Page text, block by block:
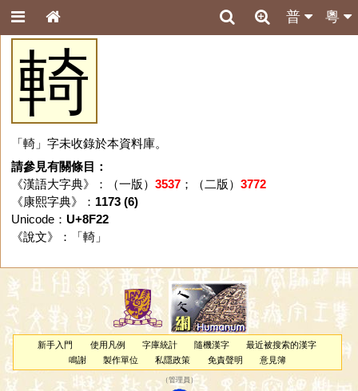
粵
普
輢
「輢」字未收錄於本資料庫。
請參見有關條目：
《漢語大字典》：（一版） 3537；（二版） 3772
《康熙字典》： 1173 (6)
Unicode： U+8F22
《說文》：「 輢」
新手入門 使用凡例 字庫統計 隨機漢字
最近被搜索的漢字
鳴謝
製作單位 私隱政策 免責聲明 意見簿
（管理員 ）